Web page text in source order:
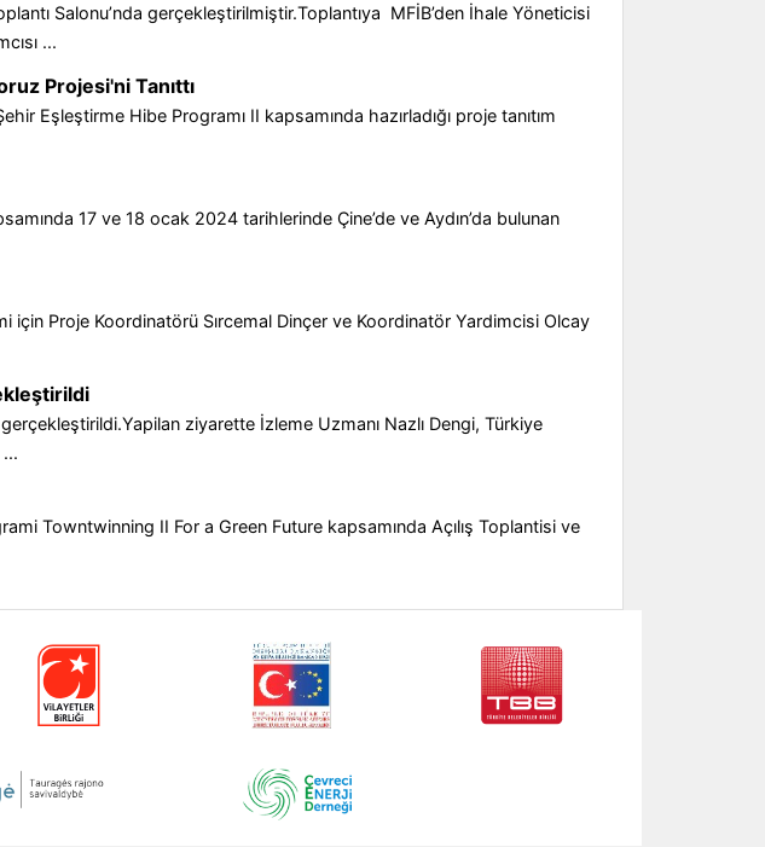
Salonu’nda gerçekleştirilmiştir.Toplantıya MFİB’den İhale Yöneticisi
...
Projesi'ni Tanıttı
Eşleştirme Hibe Programı II kapsamında hazırladığı proje tanıtım
17 ve 18 ocak 2024 tarihlerinde Çine’de ve Aydın’da bulunan
Proje Koordinatörü Sırcemal Dinçer ve Koordinatör Yardimcisi Olcay
ziyarette İzleme Uzmanı Nazlı Dengi, Türkiye
Towntwinning II For a Green Future kapsamında Açılış Toplantisi ve